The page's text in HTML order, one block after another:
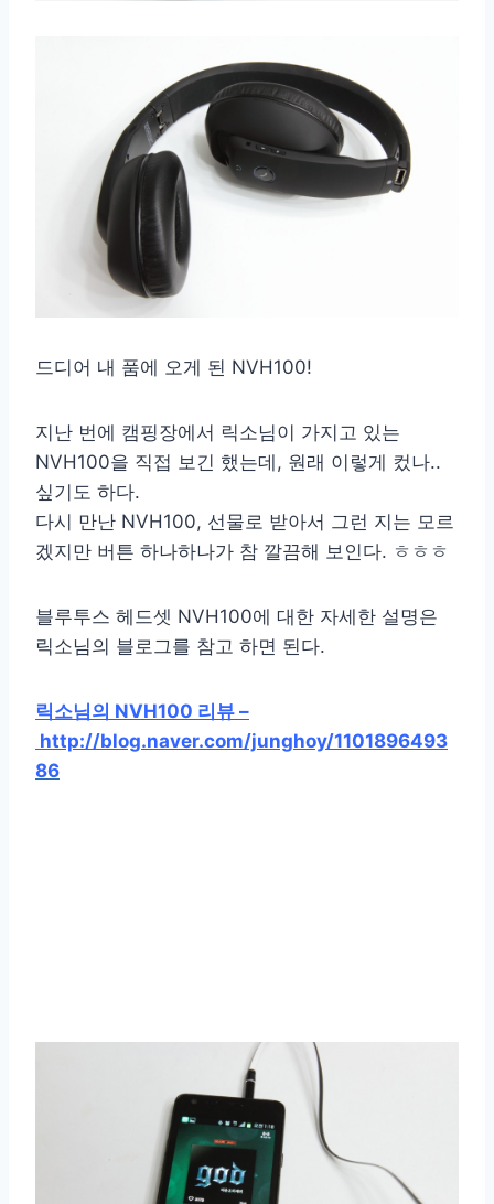
드디어 내 품에 오게 된 NVH100!
지난 번에 캠핑장에서 릭소님이 가지고 있는
NVH100을 직접 보긴 했는데, 원래 이렇게 컸나..
싶기도 하다.
다시 만난 NVH100, 선물로 받아서 그런 지는 모르
겠지만 버튼 하나하나가 참 깔끔해 보인다. ㅎㅎㅎ
블루투스 헤드셋 NVH100에 대한 자세한 설명은
릭소님의 블로그를 참고 하면 된다.
릭소님의 NVH100 리뷰 –
http://blog.naver.com/junghoy/1101896493
86